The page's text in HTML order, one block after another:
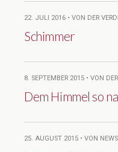
22. JULI 2016 • VON DER
Schimmer
8. SEPTEMBER 2015 • VON
Dem Himmel so
25. AUGUST 2015 • VON